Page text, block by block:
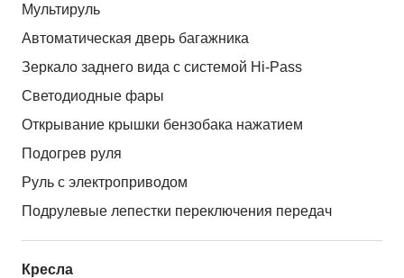
Мультируль
Автоматическая дверь багажника
Зеркало заднего вида с системой Hi-Pass
Светодиодные фары
Открывание крышки бензобака нажатием
Подогрев руля
Руль с электроприводом
Подрулевые лепестки переключения передач
Кресла